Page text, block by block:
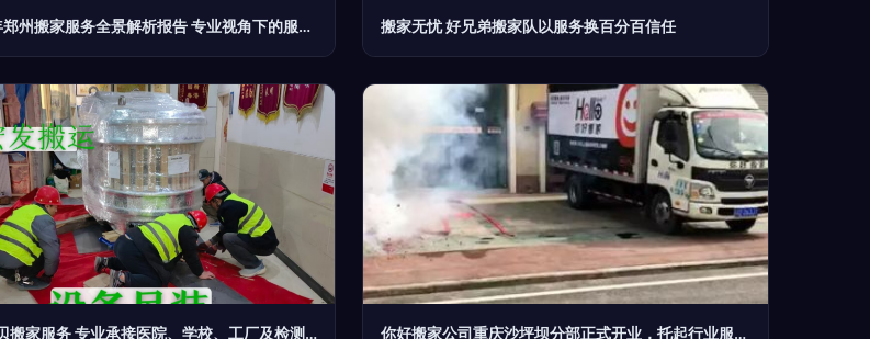
2026年郑州搬家服务全景解析报告 专业视角下的服务、实力与市场优势深度分析 搬家无忧 好兄弟搬家队以服务换百分百信任
河南宏贝搬家服务 专业承接医院、学校、工厂及检测设备搬家，安全高效值得信赖 你好搬家公司重庆沙坪坝分部正式开业，托起行业服务新起点